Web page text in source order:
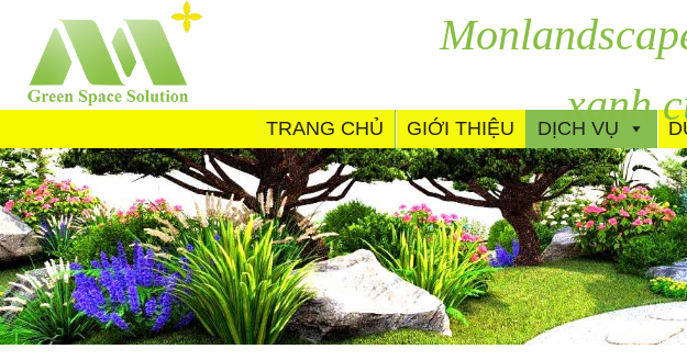
content
xanh
TRANG CHỦ GIỚI THIỆU DỊCH VỤ